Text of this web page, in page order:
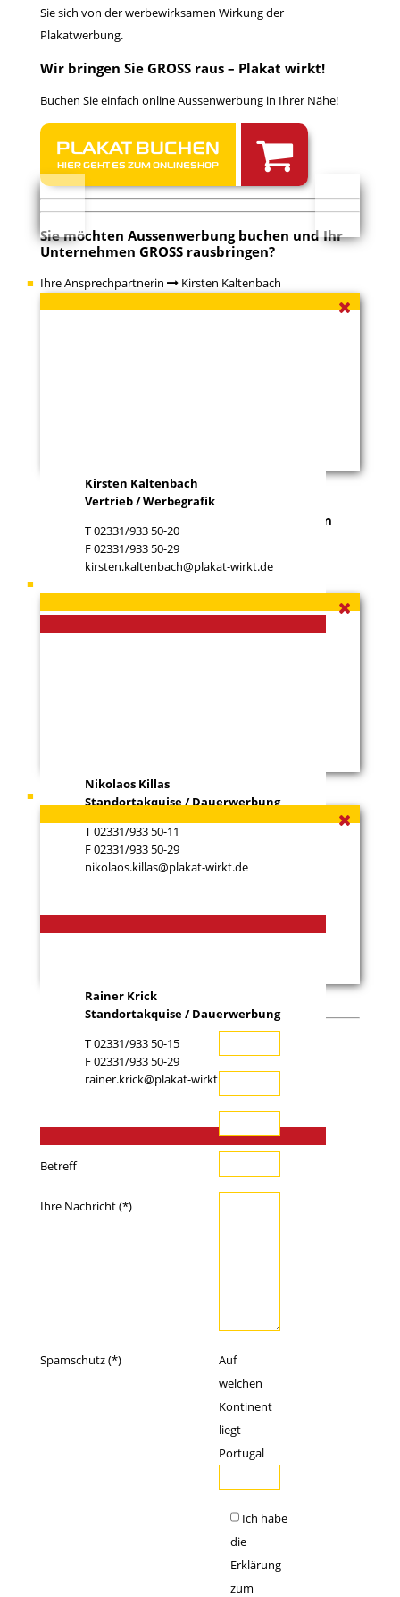
Sie sich von der werbewirksamen Wirkung der
Plakatwerbung.
Wir bringen Sie GROSS raus – Plakat wirkt!
Buchen Sie einfach onlineAussenwerbung in Ihrer Nähe!
PLAKAT BUCHEN
HIER GEHT ES ZUM ONLINESHOP
Sie möchten Aussenwerbung buchen und Ihr
Unternehmen GROSS rausbringen?
Ihre Ansprechpartnerin Kirsten Kaltenbach
Kirsten Kaltenbach
Vertrieb / Werbegrafik
T 02331/933 50-20
F 02331/933 50-29
kirsten.kaltenbach@plakat-wirkt.de
, an
dem wir unsere Werbeanlagen errichten
können?
Nikolaos Killas
Standortakquise / Dauerwerbung
T 02331/933 50-11
F 02331/933 50-29
nikolaos.killas@plakat-wirkt.de
Ihr Ansprechpartner Rainer Krick
Rainer Krick
Standortakquise / Dauerwerbung
T 02331/933 50-15
F 02331/933 50-29
rainer.krick@plakat-wirkt.de
Ihr Name (*)
Ihre E-Mail-Adresse (*)
Telefon
Betreff
Ihre Nachricht (*)
Spamschutz (*)
Auf
welchen
Kontinent
liegt
Portugal
Ich habe
die
Erklärung
zum